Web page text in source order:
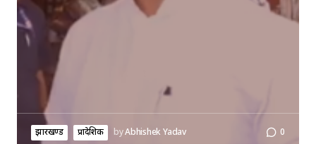
झारखण्ड प्रादेशिक byAbhishek Yadav 0